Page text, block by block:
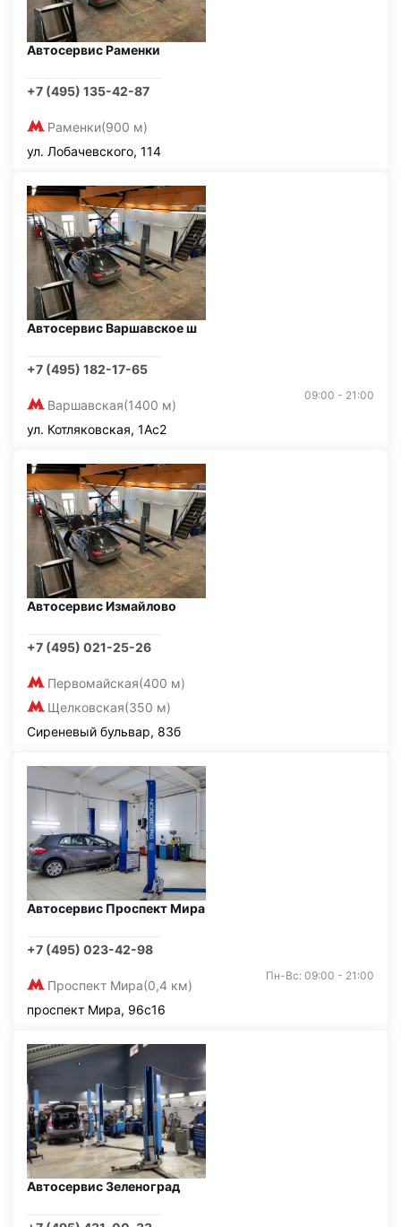
Автосервис Раменки
+7 (495) 135-42-87
Раменки(900 м)
ул. Лобачевского, 114
Автосервис Варшавское ш
+7 (495) 182-17-65
Варшавская(1400 м)
09:00 - 21:00
ул. Котляковская, 1Ас2
Автосервис Измайлово
+7 (495) 021-25-26
Первомайская(400 м)
Щелковская(350 м)
Сиреневый бульвар, 83б
Автосервис Проспект Мира
+7 (495) 023-42-98
Проспект Мира(0,4 км)
Пн-Вс: 09:00 - 21:00
проспект Мира, 96с16
Автосервис Зеленоград